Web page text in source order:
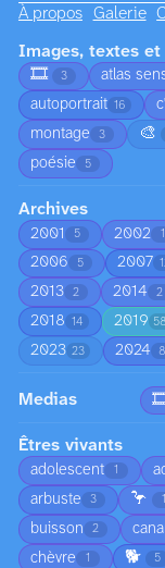
À propos Galerie
Images, textes et
🎞️
3 atlas
autoportrait 16
montage 3 🎨
poésie 5
Archives
2001 5 2002 1
2006 5 2007
2013 2 2014 2
2018 14 2019 58
2023 23 2024 8
Medias
Êtres vivants
adolescent 1
arbuste 3 🦩 1
buisson 2
chèvre 1 🐕 5